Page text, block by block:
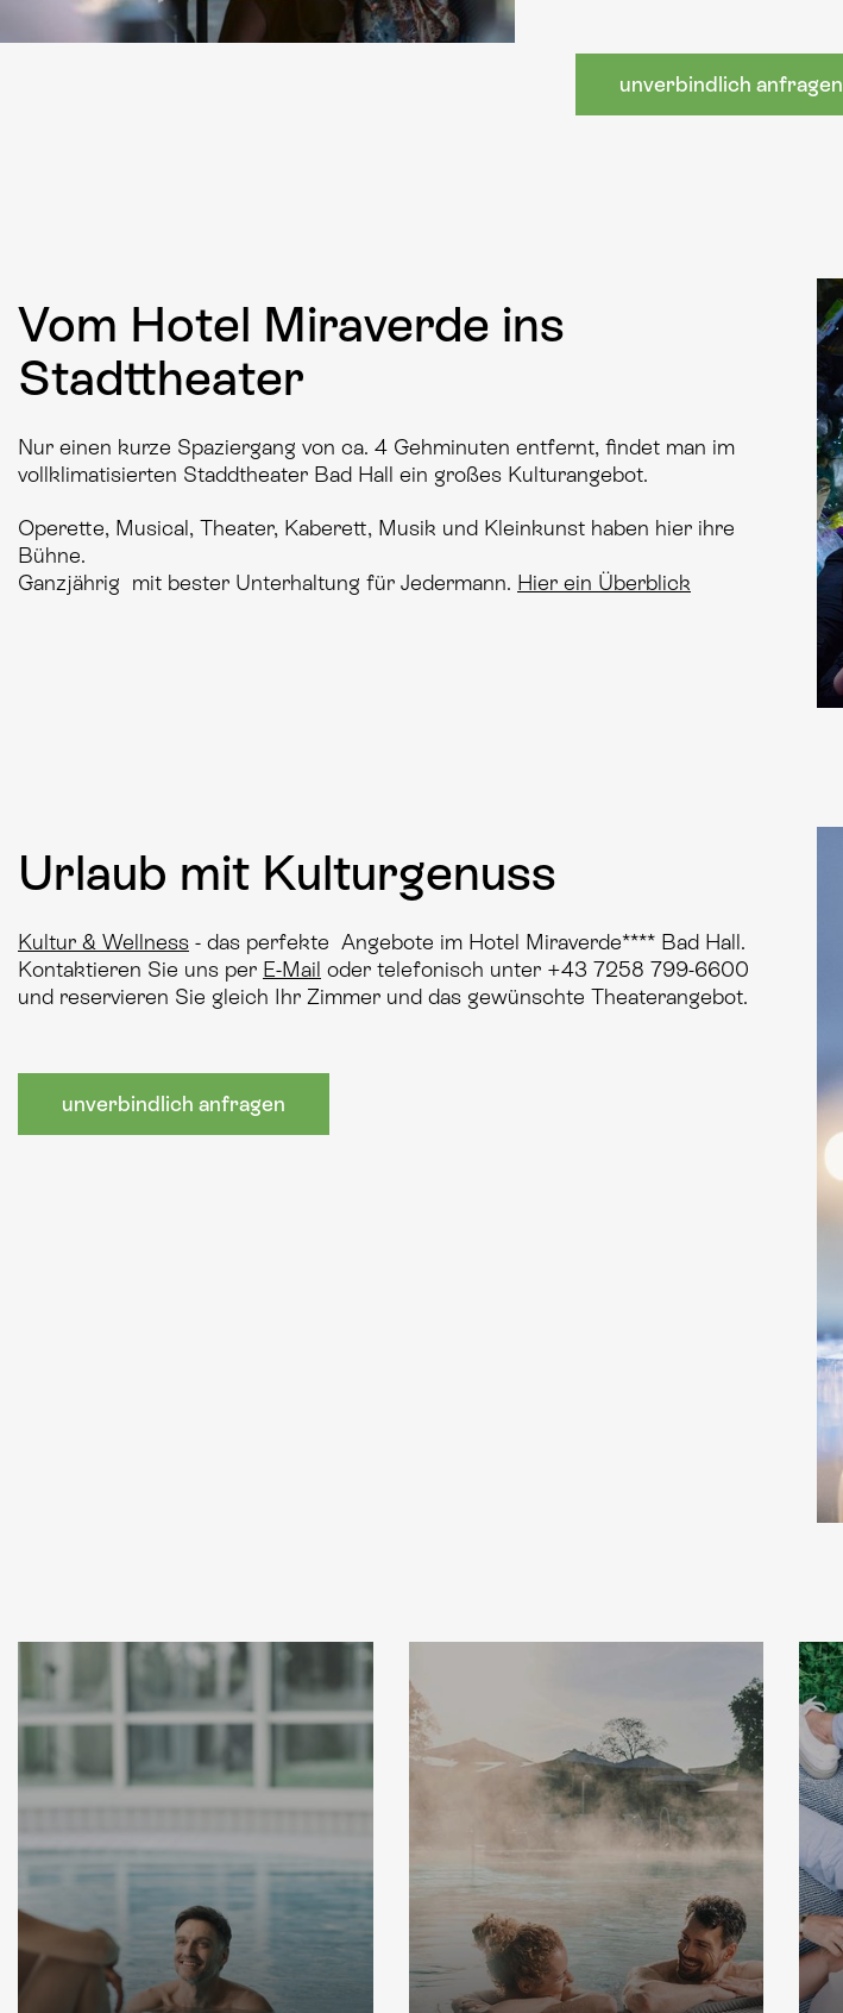
unverbindlich anfragen
Vom Hotel Miraverde ins
Stadttheater
Nur einen kurze Spaziergang von ca. 4 Gehminuten entfernt, findet man im
vollklimatisierten Staddtheater Bad Hall ein großes Kulturangebot.
Operette, Musical, Theater, Kaberett, Musik und Kleinkunst haben hier ihre
Bühne.
Ganzjährig mit bester Unterhaltung für Jedermann. Hier ein Überblick
Urlaub mit Kulturgenuss
Kultur & Wellness - das perfekte Angebote im Hotel Miraverde**** Bad Hall.
Kontaktieren Sie uns per E-Mail oder telefonisch unter +43 7258 799-6600
und reservieren Sie gleich Ihr Zimmer und das gewünschte Theaterangebot.
unverbindlich anfragen